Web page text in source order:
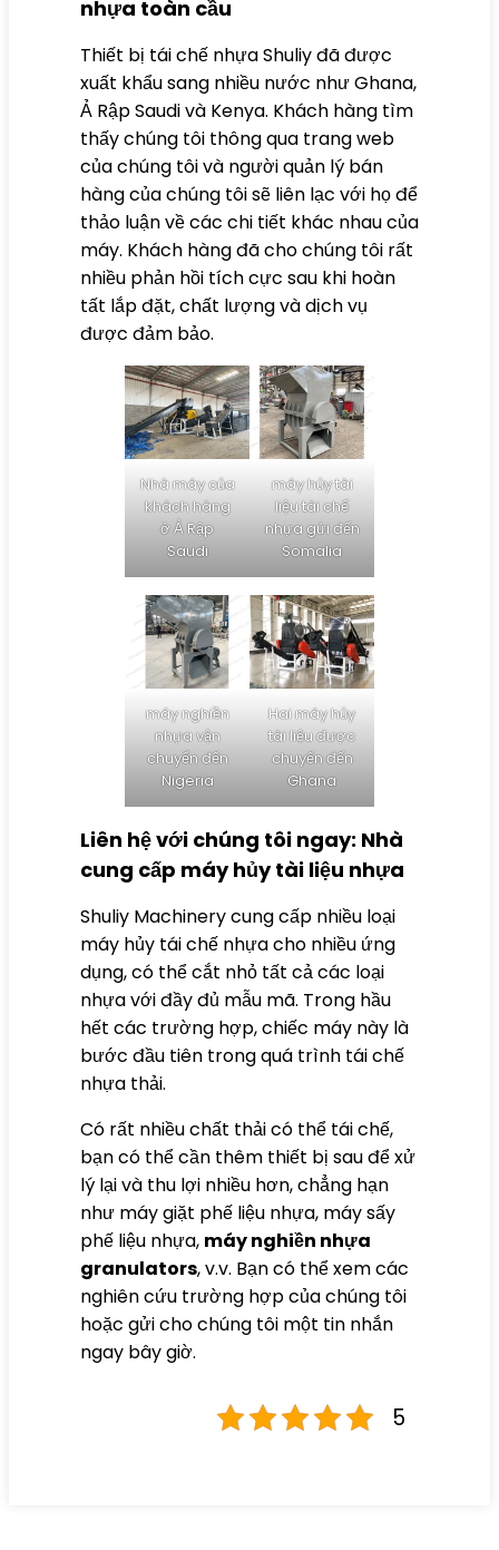
nhựa toàn cầu
Thiết bị tái chế nhựa Shuliy đã được
xuất khẩu sang nhiều nước như Ghana,
Ả Rập Saudi và Kenya. Khách hàng tìm
thấy chúng tôi thông qua trang web
của chúng tôi và người quản lý bán
hàng của chúng tôi sẽ liên lạc với họ để
thảo luận về các chi tiết khác nhau của
máy. Khách hàng đã cho chúng tôi rất
nhiều phản hồi tích cực sau khi hoàn
tất lắp đặt, chất lượng và dịch vụ
được đảm bảo.
Nhà máy của
khách hàng
ở Ả Rập
Saudi
máy hủy tài
liệu tái chế
nhựa gửi đến
Somalia
máy nghiền
nhựa vận
chuyển đến
Nigeria
Hai máy hủy
tài liệu được
chuyển đến
Ghana
Liên hệ với chúng tôi ngay: Nhà
cung cấp máy hủy tài liệu nhựa
Shuliy Machinery cung cấp nhiều loại
máy hủy tái chế nhựa cho nhiều ứng
dụng, có thể cắt nhỏ tất cả các loại
nhựa với đầy đủ mẫu mã. Trong hầu
hết các trường hợp, chiếc máy này là
bước đầu tiên trong quá trình tái chế
nhựa thải.
Có rất nhiều chất thải có thể tái chế,
bạn có thể cần thêm thiết bị sau để xử
lý lại và thu lợi nhiều hơn, chẳng hạn
như máy giặt phế liệu nhựa, máy sấy
phế liệu nhựa, máy nghiền nhựa
granulators, v.v. Bạn có thể xem các
nghiên cứu trường hợp của chúng tôi
hoặc gửi cho chúng tôi một tin nhắn
ngay bây giờ.
5